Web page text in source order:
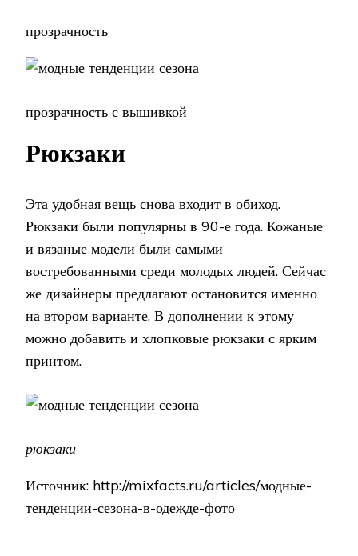
прозрачность
прозрачность с вышивкой
Рюкзаки
Эта удобная вещь снова входит в обиход.
Рюкзаки были популярны в 90-е года. Кожаные
и вязаные модели были самыми
востребованными среди молодых людей. Сейчас
же дизайнеры предлагают остановится именно
на втором варианте. В дополнении к этому
можно добавить и хлопковые рюкзаки с ярким
принтом.
рюкзаки
Источник: http://mixfacts.ru/articles/модные-
тенденции-сезона-в-одежде-фото